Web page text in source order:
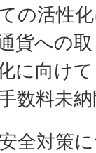
の活性
貨への
に向けて
数料未
全対策